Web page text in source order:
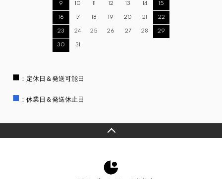
9 10 11 12 13 14 15
16 17 18 19 20 21 22
23 24 25 26 27 28 29
30 31
■ ：定休日＆発送可能日
■ ：休業日＆発送休止日